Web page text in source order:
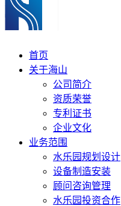
首页
关于海山
公司简介
资质荣誉
专利证书
企业文化
业务范围
水乐园规划设计
设备制造安装
顾问咨询管理
水乐园投资合作